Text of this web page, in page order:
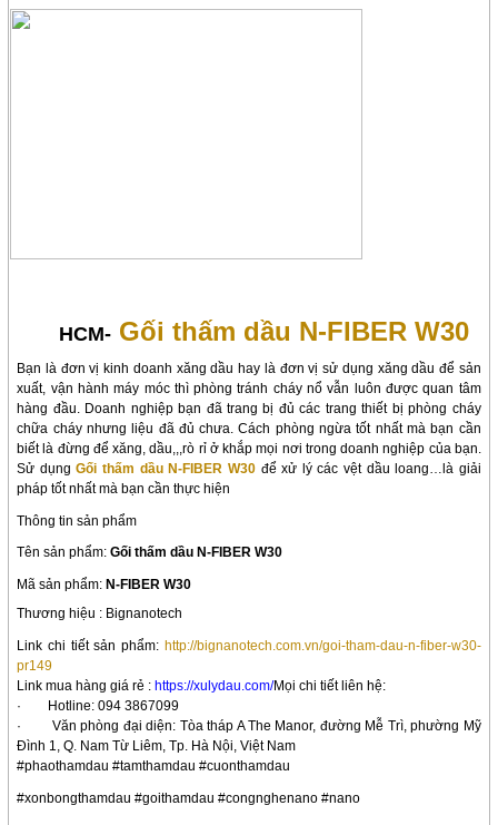
HCM- Gối thấm dầu N-FIBER W30
Bạn là đơn vị kinh doanh xăng dầu hay là đơn vị sử dụng xăng dầu để sản
xuất, vận hành máy móc thì phòng tránh cháy nổ vẫn luôn được quan tâm
hàng đầu. Doanh nghiệp bạn đã trang bị đủ các trang thiết bị phòng cháy
chữa cháy nhưng liệu đã đủ chưa. Cách phòng ngừa tốt nhất mà bạn cần
biết là đừng để xăng, dầu,,,rò rỉ ở khắp mọi nơi trong doanh nghiệp của bạn.
Sử dụngGối thấm dầu N-FIBER W30 để xử lý các vệt dầu loang…là giải
pháp tốt nhất mà bạn cần thực hiện
Thông tin sản phẩm
Tên sản phẩm: Gối thấm dầu N-FIBER W30
Mã sản phẩm: N-FIBER W30
Thương hiệu : Bignanotech
Link chi tiết sản phẩm: http://bignanotech.com.vn/goi-tham-dau-n-fiber-w30-
pr149
Link mua hàng giá rẻ : https://xulydau.com/Mọi chi tiết liên hệ:
·
Hotline: 094 3867099
·
Văn phòng đại diện: Tòa tháp A The Manor, đường Mễ Trì, phường Mỹ
Đình 1, Q. Nam Từ Liêm, Tp. Hà Nội, Việt Nam
#phaothamdau #tamthamdau #cuonthamdau
#xonbongthamdau #goithamdau #congnghenano #nano